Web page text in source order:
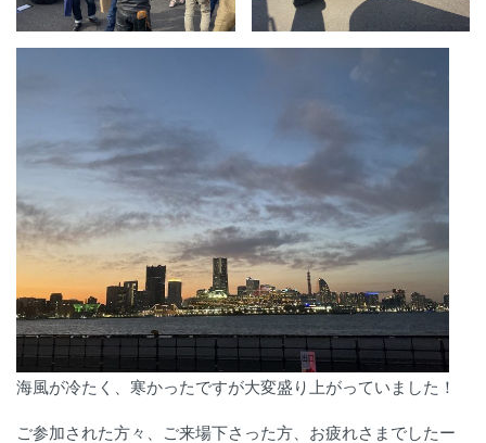
海風が冷たく、寒かったですが大変盛り上がっていました！
ご参加された方々、ご来場下さった方、お疲れさまでしたー